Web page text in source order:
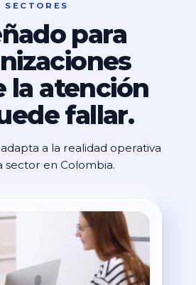
SECTORES
para
la atención
fallar.
a la realidad operativa
sector en Colombia.